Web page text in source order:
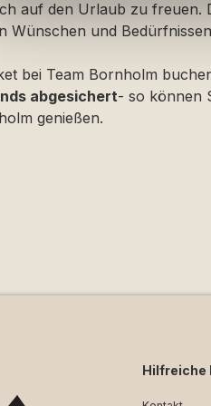
auf den Urlaub zu freuen.
Wünschen und
bei Team Bornholm
abgesichert- so können
genießen.
Hilfreiche